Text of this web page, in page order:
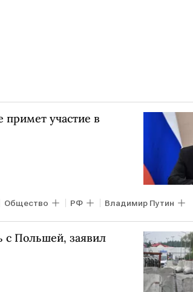
участие в
Общество РФ Владимир Путин
с Польшей, заявил